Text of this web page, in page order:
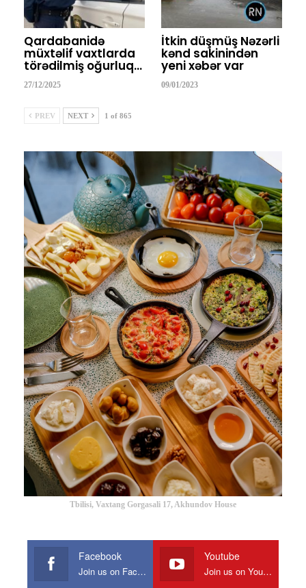
Qardabanidə
müxtəlif vaxtlarda
törədilmiş oğurluq…
27/12/2025
İtkin düşmüş Nəzərli
kənd sakinindən
yeni xəbər var
09/01/2023
PREV NEXT 1 of 865
Tbilisi, Vaxtang Gorgasali 17, Akhundov House
Facebook
Join us on Facebook
Youtube
Join us on Youtube